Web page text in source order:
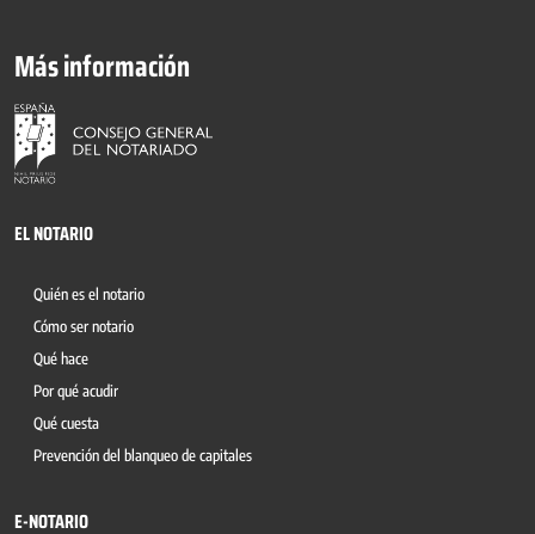
Más información
EL NOTARIO
Quién es el notario
Cómo ser notario
Qué hace
Por qué acudir
Qué cuesta
Prevención del blanqueo de capitales
E-NOTARIO